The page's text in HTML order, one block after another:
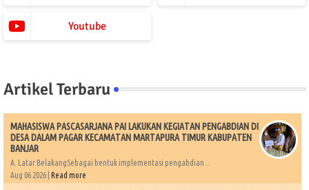
Youtube
Artikel Terbaru
MAHASISWA PASCASARJANA PAI LAKUKAN KEGIATAN PENGABDIAN DI
DESA DALAM PAGAR KECAMATAN MARTAPURA TIMUR KABUPATEN
BANJAR
A. Latar BelakangSebagai bentuk implementasi pengabdian...
Aug 06 2026 | Read more